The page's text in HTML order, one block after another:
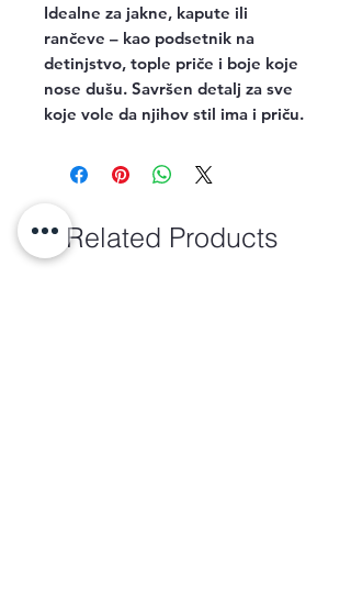
Idealne za jakne, kapute ili
rančeve – kao podsetnik na
detinjstvo, tople priče i boje koje
nose dušu. Savršen detalj za sve
koje vole da njihov stil ima i priču.
Related Products